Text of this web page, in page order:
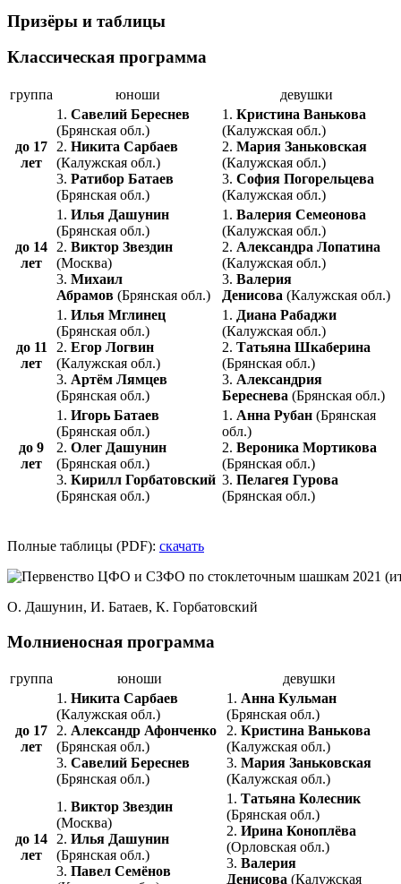
Призёры и таблицы
Классическая программа
группа юноши девушки
до 17
лет
1. Савелий Береснев
(Брянская обл.)
2. Никита Сарбаев
(Калужская обл.)
3. Ратибор Батаев
(Брянская обл.)
1. Кристина Ванькова
(Калужская обл.)
2. Мария Заньковская
(Калужская обл.)
3. София Погорельцева
(Калужская обл.)
до 14
лет
1. Илья Дашунин
(Брянская обл.)
2. Виктор Звездин
(Москва)
3. Михаил
Абрамов (Брянская обл.)
1. Валерия Семеонова
(Калужская обл.)
2. Александра Лопатина
(Калужская обл.)
3. Валерия
Денисова (Калужская обл.)
до 11
лет
1. Илья Мглинец
(Брянская обл.)
2. Егор Логвин
(Калужская обл.)
3. Артём Лямцев
(Брянская обл.)
1. Диана Рабаджи
(Калужская обл.)
2. Татьяна Шкаберина
(Брянская обл.)
3. Александрия
Береснева (Брянская обл.)
до 9
лет
1. Игорь Батаев
(Брянская обл.)
2. Олег Дашунин
(Брянская обл.)
3. Кирилл Горбатовский
(Брянская обл.)
1. Анна Рубан (Брянская
обл.)
2. Вероника Мортикова
(Брянская обл.)
3. Пелагея Гурова
(Брянская обл.)
Полные таблицы (PDF): скачать
О. Дашунин, И. Батаев, К. Горбатовский
Молниеносная программа
группа юноши девушки
до 17
лет
1. Никита Сарбаев
(Калужская обл.)
2. Александр Афонченко
(Брянская обл.)
3. Савелий Береснев
(Брянская обл.)
1. Анна Кульман
(Брянская обл.)
2. Кристина Ванькова
(Калужская обл.)
3. Мария Заньковская
(Калужская обл.)
до 14
лет
1. Виктор Звездин
(Москва)
2. Илья Дашунин
(Брянская обл.)
3. Павел Семёнов
1. Татьяна Колесник
(Брянская обл.)
2. Ирина Коноплёва
(Орловская обл.)
3. Валерия
Денисова (Калужская